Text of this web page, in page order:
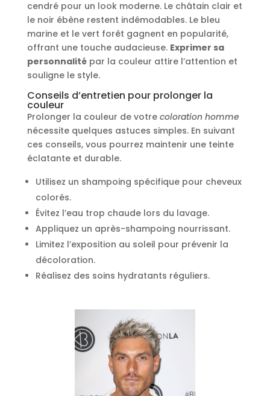
cendré pour un look moderne. Le châtain clair et
le noir ébène restent indémodables. Le bleu
marine et le vert forêt gagnent en popularité,
offrant une touche audacieuse. Exprimer sa
personnalitépar la couleur attire l’attention et
souligne le style.
Conseils d’entretien pour prolonger la
couleur
Prolonger la couleur de votre coloration homme
nécessite quelques astuces simples. En suivant
ces conseils, vous pourrez maintenir une teinte
éclatante et durable.
Utilisez un shampoing spécifique pour cheveux
colorés.
Évitez l’eau trop chaude lors du lavage.
Appliquez un après-shampoing nourrissant.
Limitez l’exposition au soleil pour prévenir la
décoloration.
Réalisez des soins hydratants réguliers.